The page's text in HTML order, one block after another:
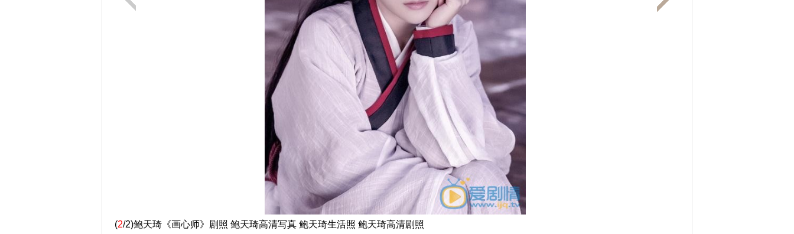
(2/2)鲍天琦《画心师》剧照 鲍天琦高清写真 鲍天琦生活照 鲍天琦高清剧照